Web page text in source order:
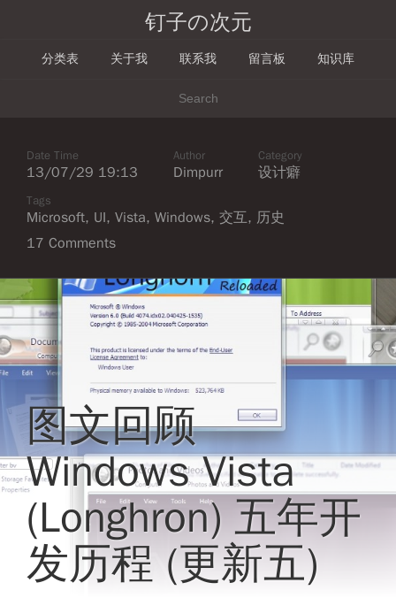
钉子の次元
分类表 关于我 联系我 留言板 知识库
Date Time
13/07/29 19:13
Author
Dimpurr
Category
设计癖
Tags
Microsoft, UI, Vista, Windows, 交互, 历史
17 Comments
图文回顾
Windows Vista
(Longhron) 五年开
发历程 (更新五)